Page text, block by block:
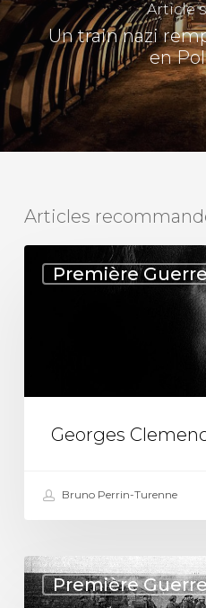
Article
Un train nazi
en
Articles
Première
Clemenceau,
Georges
Bruno Perrin-Turenne
Première
La
bataille